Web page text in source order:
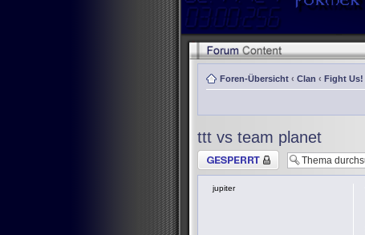
Foren-Übersicht ‹ Clan ‹ Fight Us!
ttt vs team planet
Thema gesperrt
jupiter